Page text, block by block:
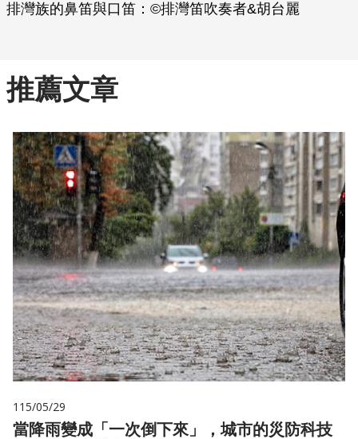
排灣族的鼻笛與口笛：©排灣笛吹奏者&胡台麗
推薦文章
115/05/29
當降雨變成「一次倒下來」，城市的災防科技